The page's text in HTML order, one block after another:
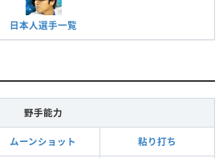
日本人選手一覧
野手能力
ムーンショット 粘り打ち